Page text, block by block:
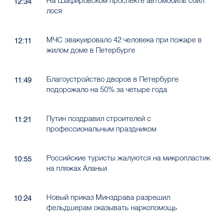
лося
12:11
МЧС эвакуировало 42 человека при пожаре в
жилом доме в Петербурге
11:49
Благоустройство дворов в Петербурге
подорожало на 50% за четыре года
11:21
Путин поздравил строителей с
профессиональным праздником
10:55
Российские туристы жалуются на микропластик
на пляжах Аланьи
10:24
Новый приказ Минздрава разрешил
фельдшерам оказывать наркопомощь